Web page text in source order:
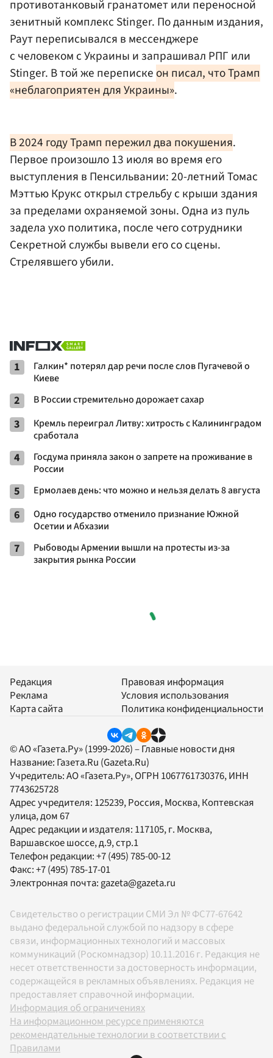
противотанковый гранатомет или переносной
зенитный комплекс Stinger. По данным издания,
Раут переписывался в мессенджере
с человеком с Украины и запрашивал РПГ или
Stinger. В той же переписке он писал, что Трамп
«неблагоприятен для Украины».
В 2024 году Трамп пережил два покушения.
Первое произошло 13 июля во время его
выступления в Пенсильвании: 20-летний Томас
Мэттью Крукс открыл стрельбу с крыши здания
за пределами охраняемой зоны. Одна из пуль
задела ухо политика, после чего сотрудники
Секретной службы вывели его со сцены.
Стрелявшего убили.
1
Галкин* потерял дар речи после слов Пугачевой о
Киеве
2 В России стремительно дорожает сахар
3
Кремль переиграл Литву: хитрость с Калининградом
сработала
4
Госдума приняла закон о запрете на проживание в
России
5 Ермолаев день: что можно и нельзя делать 8 августа
6
Одно государство отменило признание Южной
Осетии и Абхазии
7
Рыбоводы Армении вышли на протесты из-за
закрытия рынка России
Редакция
Реклама
Карта сайта
Правовая информация
Условия использования
Политика конфиденциальности
© АО «Газета.Ру» (1999-2026) – Главные новости дня
Название: Газета.Ru (Gazeta.Ru)
Учредитель:АО «Газета.Ру», ОГРН 1067761730376, ИНН
7743625728
Адрес учредителя: 125239, Россия, Москва, Коптевская
улица, дом 67
Адрес редакции и издателя: 117105, г. Москва,
Варшавское шоссе, д.9, стр.1
Телефон редакции:+7 (495) 785-00-12
Факс:+7 (495) 785-17-01
Электронная почта:gazeta@gazeta.ru
Свидетельство о регистрации СМИ Эл № ФС77-67642
выдано федеральной службой по надзору в сфере
связи, информационных технологий и массовых
коммуникаций (Роскомнадзор) 10.11.2016 г. Редакция не
несет ответственности за достоверность информации,
содержащейся в рекламных объявлениях. Редакция не
предоставляет справочной информации.
Информация об ограничениях
На информационном ресурсе применяются
рекомендательные технологии в соответствии с
Правилами